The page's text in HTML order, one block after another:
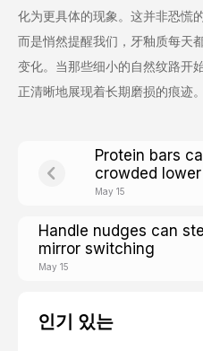
化为更具体的现象。这并非恐慌
而是悄然提醒我们，牙釉质每天
变化。当那些细小的自然纹路开
正清晰地展现着长期磨损的痕迹。
Protein bars
crowded
May 15
Handle nudges can
mirror switching
May 15
인기 있는